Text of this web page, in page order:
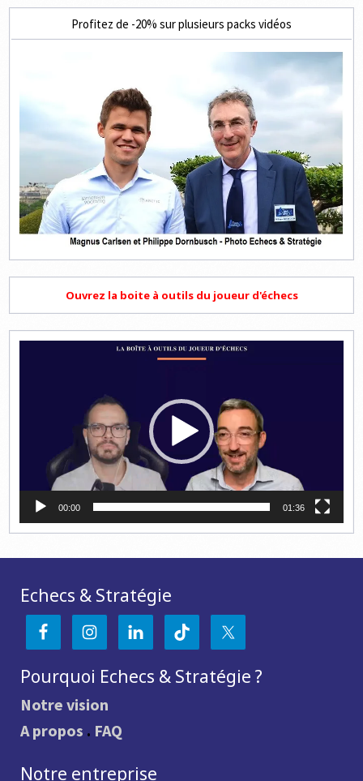
Profitez de -20% sur plusieurs packs vidéos
Ouvrez la boite à outils du joueur d'échecs
00:00 01:36
Echecs & Stratégie
Pourquoi Echecs & Stratégie ?
Notre vision
A propos . FAQ
Notre entreprise